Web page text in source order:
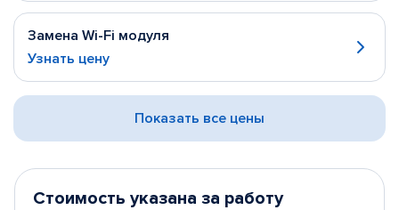
Замена Wi-Fi модуля
Узнать цену
Показать все цены
Стоимость указана за работу